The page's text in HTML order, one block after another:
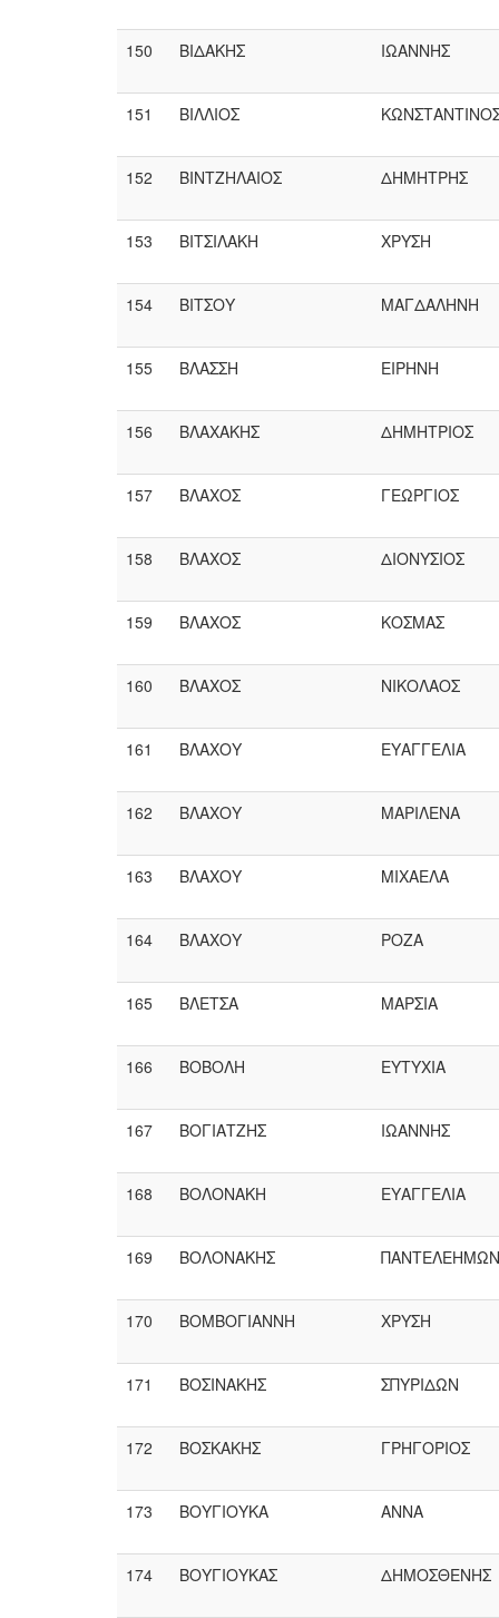
150 ΒΙΔΑΚΗΣ ΙΩΑΝΝΗΣ
151 ΒΙΛΛΙΟΣ
152 ΒΙΝΤΖΗΛΑΙΟΣ ΔΗΜΗΤΡΗΣ
153 ΒΙΤΣΙΛΑΚΗ ΧΡΥΣΗ
154 ΒΙΤΣΟΥ ΜΑΓΔΑΛΗΝΗ
155 ΒΛΑΣΣΗ ΕΙΡΗΝΗ
156 ΒΛΑΧΑΚΗΣ ΔΗΜΗΤΡΙΟΣ
157 ΒΛΑΧΟΣ ΓΕΩΡΓΙΟΣ
158 ΒΛΑΧΟΣ ΔΙΟΝΥΣΙΟΣ
159 ΒΛΑΧΟΣ ΚΟΣΜΑΣ
160 ΒΛΑΧΟΣ ΝΙΚΟΛΑΟΣ
161 ΒΛΑΧΟΥ ΕΥΑΓΓΕΛΙΑ
162 ΒΛΑΧΟΥ ΜΑΡΙΛΕΝΑ
163 ΒΛΑΧΟΥ ΜΙΧΑΕΛΑ
164 ΒΛΑΧΟΥ ΡΟΖΑ
165 ΒΛΕΤΣΑ ΜΑΡΣΙΑ
166 ΒΟΒΟΛΗ ΕΥΤΥΧΙΑ
167 ΒΟΓΙΑΤΖΗΣ ΙΩΑΝΝΗΣ
168 ΒΟΛΟΝΑΚΗ ΕΥΑΓΓΕΛΙΑ
169 ΒΟΛΟΝΑΚΗΣ ΠΑΝΤΕΛΕΗΜΩΝ
170 ΒΟΜΒΟΓΙΑΝΝΗ ΧΡΥΣΗ
171 ΒΟΣΙΝΑΚΗΣ ΣΠΥΡΙΔΩΝ
172 ΒΟΣΚΑΚΗΣ ΓΡΗΓΟΡΙΟΣ
173 ΒΟΥΓΙΟΥΚΑ ΑΝΝΑ
174 ΒΟΥΓΙΟΥΚΑΣ ΔΗΜΟΣΘΕΝΗΣ